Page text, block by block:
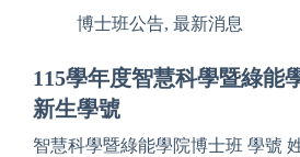
博士班公告, 最新消息
115學年度智慧科學暨綠能
新生學號
智慧科學暨綠能學院博士班 學號